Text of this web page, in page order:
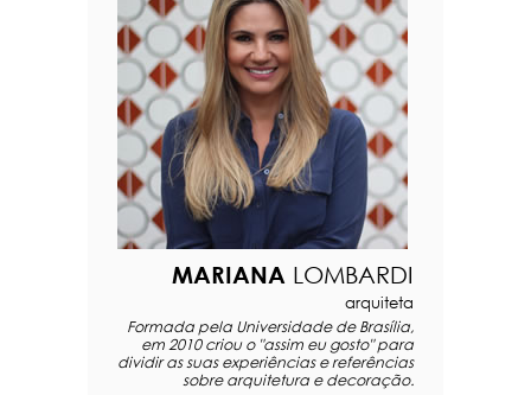
MARIANA LOMBARDI
arquiteta
Formada pela Universidade de Brasília,
em 2010 criou o "assim eu gosto" para
dividir as suas experiências e referências
sobre arquitetura e decoração.